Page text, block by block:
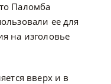
Паломба
ее для
на изголовье
вверх и в